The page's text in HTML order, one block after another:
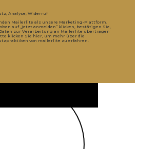
Analyse, Widerruf
Mailerlite als unsere Marketing-Plattform.
auf „jetzt anmelden“ klicken, bestätigen Sie,
zur Verarbeitung an Mailerlite übertragen
klicken Sie hier, um mehr über die
von mailerlite zu erfahren.